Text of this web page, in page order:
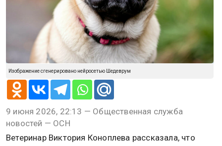
Изображение сгенерировано нейросетью Шедеврум
9 июня 2026, 22:13 — Общественная служба
новостей — ОСН
Ветеринар Виктория Коноплева рассказала, что